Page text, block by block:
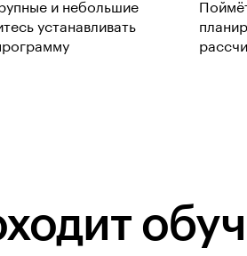
и небольшие
устанавливать